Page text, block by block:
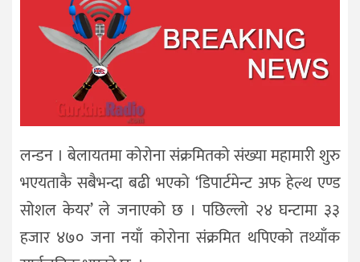
लन्डन । बेलायतमा कोरोना संक्रमितको संख्या महामारी शुरु
भएयताकै सबैभन्दा बढी भएको ‘डिपार्टमेन्ट अफ हेल्थ एण्ड
सोशल केयर’ ले जनाएको छ । पछिल्लो २४ घन्टामा ३३
हजार ४७० जना नयाँ कोरोना संक्रमित थपिएको तथ्याँक